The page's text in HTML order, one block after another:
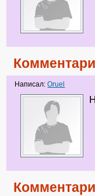
Написал:Оruel